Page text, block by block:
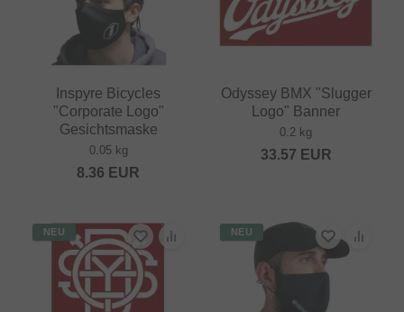
Inspyre Bicycles
"Corporate Logo"
Gesichtsmaske
0.05 kg
8.36 EUR
Odyssey BMX "Slugger
Logo" Banner
0.2 kg
33.57 EUR
NEU NEU